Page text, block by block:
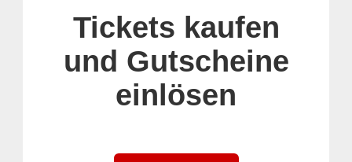
Tickets kaufen
und Gutscheine
einlösen